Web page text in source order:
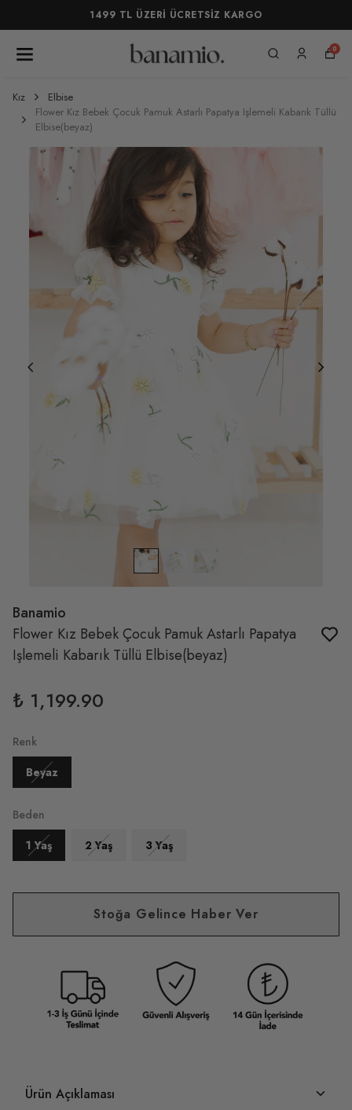
1499 TL ÜZERİ ÜCRETSİZ KARGO
0
Kız
Elbise
Flower Kız Bebek Çocuk Pamuk Astarlı Papatya Işlemeli Kabarık Tüllü
Elbise(beyaz)
Banamio
Flower Kız Bebek Çocuk Pamuk Astarlı Papatya
Işlemeli Kabarık Tüllü Elbise(beyaz)
₺ 1,199.90
Renk
Beyaz
Beden
1 Yaş
2 Yaş 3 Yaş
Stoğa Gelince Haber Ver
Ürün Açıklaması